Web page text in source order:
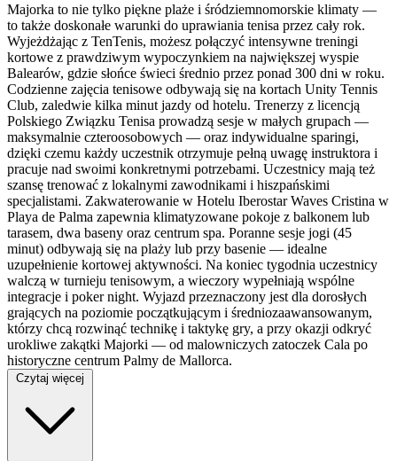
Majorka to nie tylko piękne plaże i śródziemnomorskie klimaty —
to także doskonałe warunki do uprawiania tenisa przez cały rok.
Wyjeżdżając z TenTenis, możesz połączyć intensywne treningi
kortowe z prawdziwym wypoczynkiem na największej wyspie
Balearów, gdzie słońce świeci średnio przez ponad 300 dni w roku.
Codzienne zajęcia tenisowe odbywają się na kortach Unity Tennis
Club, zaledwie kilka minut jazdy od hotelu. Trenerzy z licencją
Polskiego Związku Tenisa prowadzą sesje w małych grupach —
maksymalnie czteroosobowych — oraz indywidualne sparingi,
dzięki czemu każdy uczestnik otrzymuje pełną uwagę instruktora i
pracuje nad swoimi konkretnymi potrzebami. Uczestnicy mają też
szansę trenować z lokalnymi zawodnikami i hiszpańskimi
specjalistami. Zakwaterowanie w Hotelu Iberostar Waves Cristina w
Playa de Palma zapewnia klimatyzowane pokoje z balkonem lub
tarasem, dwa baseny oraz centrum spa. Poranne sesje jogi (45
minut) odbywają się na plaży lub przy basenie — idealne
uzupełnienie kortowej aktywności. Na koniec tygodnia uczestnicy
walczą w turnieju tenisowym, a wieczory wypełniają wspólne
integracje i poker night. Wyjazd przeznaczony jest dla dorosłych
grających na poziomie początkującym i średniozaawansowanym,
którzy chcą rozwinąć technikę i taktykę gry, a przy okazji odkryć
urokliwe zakątki Majorki — od malowniczych zatoczek Cala po
historyczne centrum Palmy de Mallorca.